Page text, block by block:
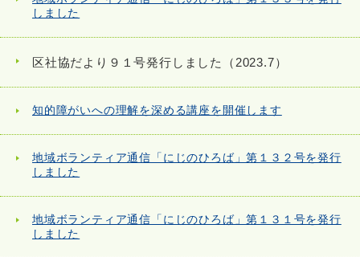
しました
区社協だより９１号発行しました（2023.7）
知的障がいへの理解を深める講座を開催します
地域ボランティア通信「にじのひろば」第１３２号を発行
しました
地域ボランティア通信「にじのひろば」第１３１号を発行
しました